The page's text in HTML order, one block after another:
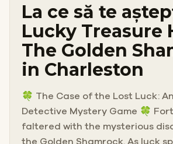
La ce să te
Lucky Treasure
The Golden
in Charleston
🍀 The Case of the Lost Luck:
Detective Mystery Game 🍀
faltered with the mysterious
the Golden Shamrock. As luck